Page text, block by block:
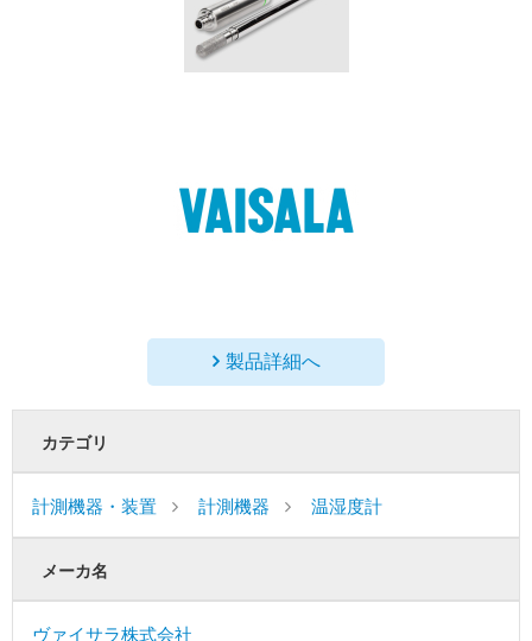
製品詳細へ
カテゴリ
計測機器・装置 計測機器 温湿度計
メーカ名
ヴァイサラ株式会社